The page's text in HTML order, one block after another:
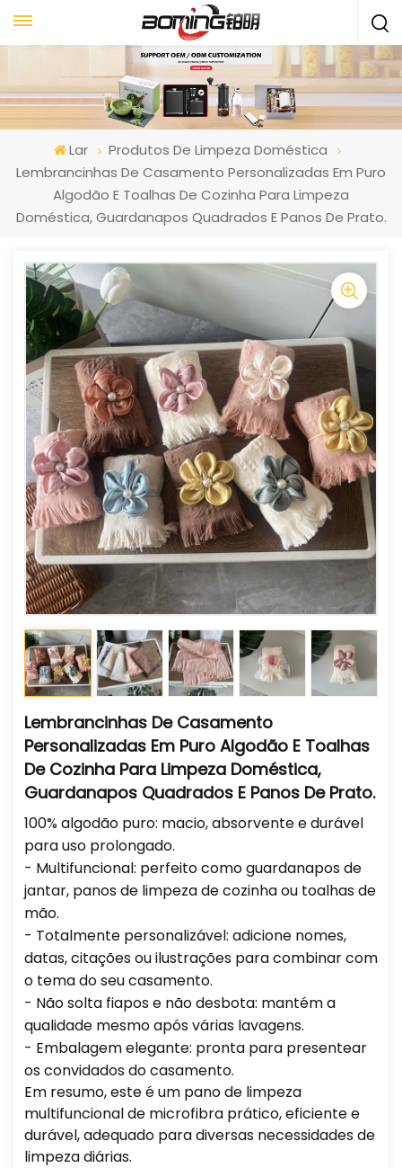
Lar
Produtos De Limpeza Doméstica
Lembrancinhas De Casamento Personalizadas Em Puro
Algodão E Toalhas De Cozinha Para Limpeza
Doméstica, Guardanapos Quadrados E Panos De Prato.
Lembrancinhas De Casamento
Personalizadas Em Puro Algodão E Toalhas
De Cozinha Para Limpeza Doméstica,
Guardanapos Quadrados E Panos De Prato.
100% algodão puro: macio, absorvente e durável
para uso prolongado.
- Multifuncional: perfeito como guardanapos de
jantar, panos de limpeza de cozinha ou toalhas de
mão.
- Totalmente personalizável: adicione nomes,
datas, citações ou ilustrações para combinar com
o tema do seu casamento.
- Não solta fiapos e não desbota: mantém a
qualidade mesmo após várias lavagens.
- Embalagem elegante: pronta para presentear
os convidados do casamento.
Em resumo, este é um pano de limpeza
multifuncional de microfibra prático, eficiente e
durável, adequado para diversas necessidades de
limpeza diárias.